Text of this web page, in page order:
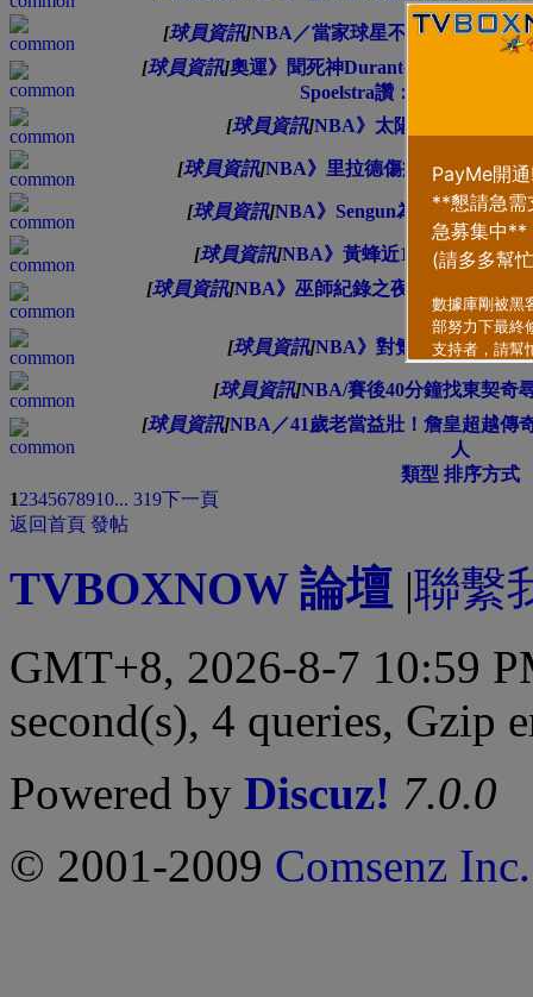
[球員資訊]NBA／當家球星不忍了！波特怒
[球員資訊]奧運》聞死神Durant有極高意願再
Spoelstra讚：光是這樣說
[球員資訊]NBA》太陽兩大主力接連
[球員資訊]NBA》里拉德傷癒復出技驚四
[球員資訊]NBA》Sengun為辱罵裁判道
[球員資訊]NBA》黃蜂近10年首度6連勝
[球員資訊]NBA》巫師紀錄之夜仍不敵黃蜂吞
「幼齒」
[球員資訊]NBA》對氪星人太過嚴
[球員資訊]NBA/賽後40分鐘找東契奇
[球員資訊]NBA／41歲老當益壯！詹皇超越傳
人
類型 排序方式
12345678910... 319下一頁
返回首頁 發帖
TVBOXNOW 論壇 |聯繫
GMT+8, 2026-8-7 10:59
second(s), 4 queries, Gzip
Powered by Discuz! 7.0.0
© 2001-2009 Comsenz Inc.